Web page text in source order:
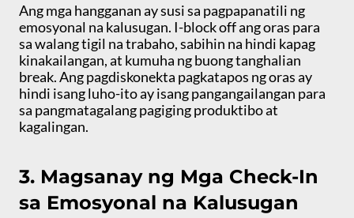
Ang mga hangganan ay susi sa pagpapanatili ng
emosyonal na kalusugan. I-block off ang oras para
sa walang tigil na trabaho, sabihin na hindi kapag
kinakailangan, at kumuha ng buong tanghalian
break. Ang pagdiskonekta pagkatapos ng oras ay
hindi isang luho-ito ay isang pangangailangan para
sa pangmatagalang pagiging produktibo at
kagalingan.
3. Magsanay ng Mga Check-In
sa Emosyonal na Kalusugan